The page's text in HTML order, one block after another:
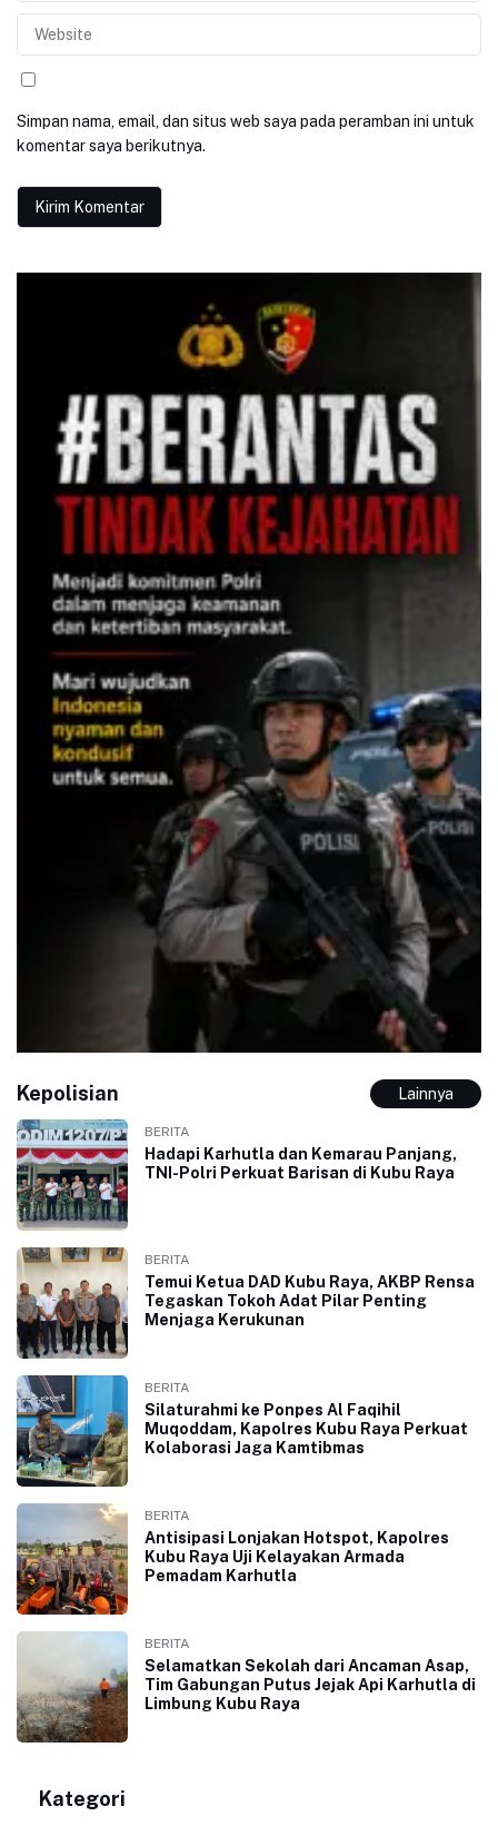
Simpan nama, email, dan situs web saya pada peramban ini untuk
komentar saya berikutnya.
Kepolisian Lainnya
BERITA
Hadapi Karhutla dan Kemarau Panjang,
TNI-Polri Perkuat Barisan di Kubu Raya
BERITA
Temui Ketua DAD Kubu Raya, AKBP Rensa
Tegaskan Tokoh Adat Pilar Penting
Menjaga Kerukunan
BERITA
Silaturahmi ke Ponpes Al Faqihil
Muqoddam, Kapolres Kubu Raya Perkuat
Kolaborasi Jaga Kamtibmas
BERITA
Antisipasi Lonjakan Hotspot, Kapolres
Kubu Raya Uji Kelayakan Armada
Pemadam Karhutla
BERITA
Selamatkan Sekolah dari Ancaman Asap,
Tim Gabungan Putus Jejak Api Karhutla di
Limbung Kubu Raya
Kategori